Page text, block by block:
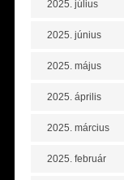
2025. július
2025. június
2025. május
2025. április
2025. március
2025. február